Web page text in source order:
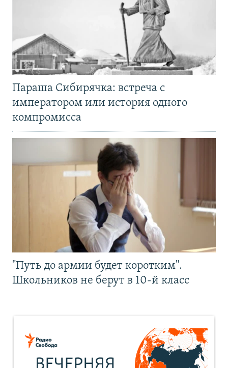
Параша Сибирячка: встреча с
императором или история одного
компромисса
"Путь до армии будет коротким".
Школьников не берут в 10-й класс